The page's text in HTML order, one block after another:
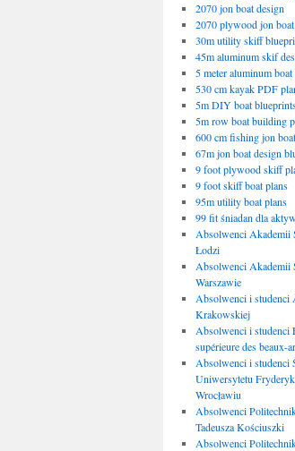
2070 jon boat design
2070 plywood jon
30m utility skiff
45m aluminum skif
5 meter aluminum boat
530 cm kayak PDF
5m DIY boat
5m row boat building
600 cm fishing jon
67m jon boat design
9 foot plywood skiff
9 foot skiff boat plans
95m utility boat plans
99 fit śniadan dla
Absolwenci Akademii
Łodzi
Absolwenci Akademii
Warszawie
Absolwenci i studenci
Krakowskiej
Absolwenci i studenci
supérieure des beaux-
Absolwenci i studenci
Uniwersytetu
Wrocławiu
Absolwenci
Tadeusza Kościuszki
Absolwenci